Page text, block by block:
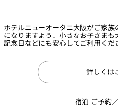
ホテルニューオータニ大阪がご家
になりますよう、小さなお子さまも
記念日などにも安心してご利用くだ
詳しくは
宿泊 ご予約